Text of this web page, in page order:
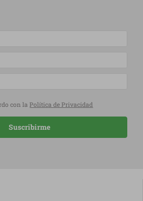
con la Política de Privacidad
Suscribirme